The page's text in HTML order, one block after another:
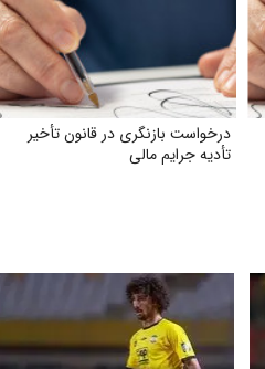
درخواست بازنگری در قانون تأخیر
تأدیه جرایم مالی